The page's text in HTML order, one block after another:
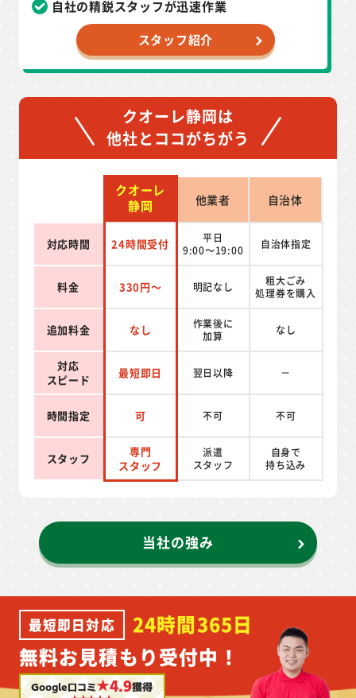
自社の精鋭スタッフが迅速作業
スタッフ紹介
クオーレ静岡は
他社とココがちがう
クオーレ
静岡
他業者 自治体
対応時間 24時間受付
平日
9:00～19:00
自治体指定
料金 330円～ 明記なし
粗大ごみ
処理券を購入
追加料金 なし
作業後に
加算
なし
対応
スピード
最短即日 翌日以降 －
時間指定 可 不可 不可
スタッフ
専門
スタッフ
派遣
スタッフ
自身で
持ち込み
当社の強み
最短即日対応
24時間365日
無料お見積もり受付中！
Google口コミ★4.9獲得